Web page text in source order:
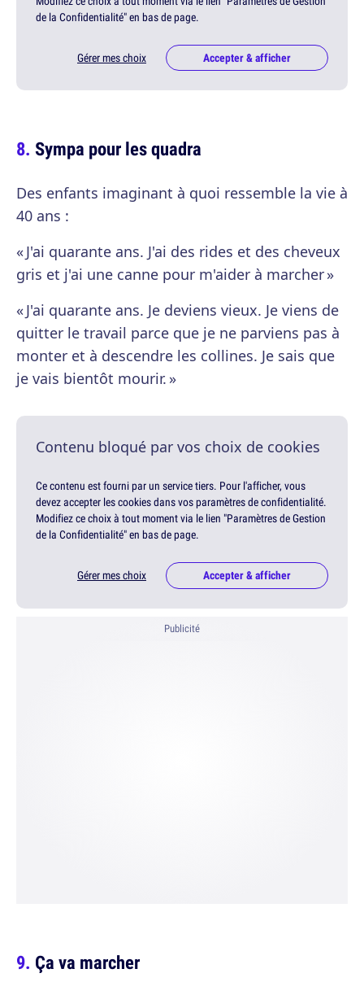
de la Confidentialité" en bas de page.
Gérer mes choix Accepter & afficher
Sympa pour les quadra
Des enfants imaginant à quoi ressemble la vie à
40 ans :
« J'ai quarante ans. J'ai des rides et des cheveux
gris et j'ai une canne pour m'aider à marcher »
« J'ai quarante ans. Je deviens vieux. Je viens de
quitter le travail parce que je ne parviens pas à
monter et à descendre les collines. Je sais que
je vais bientôt mourir. »
Contenu bloqué par vos choix de cookies
Ce contenu est fourni par un service tiers. Pour l'afficher, vous
devez accepter les cookies dans vos paramètres de confidentialité.
Modifiez ce choix à tout moment via le lien "Paramètres de Gestion
de la Confidentialité" en bas de page.
Gérer mes choix Accepter & afficher
Publicité
Ça va marcher